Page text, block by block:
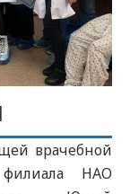
врачебной
филиала НАО